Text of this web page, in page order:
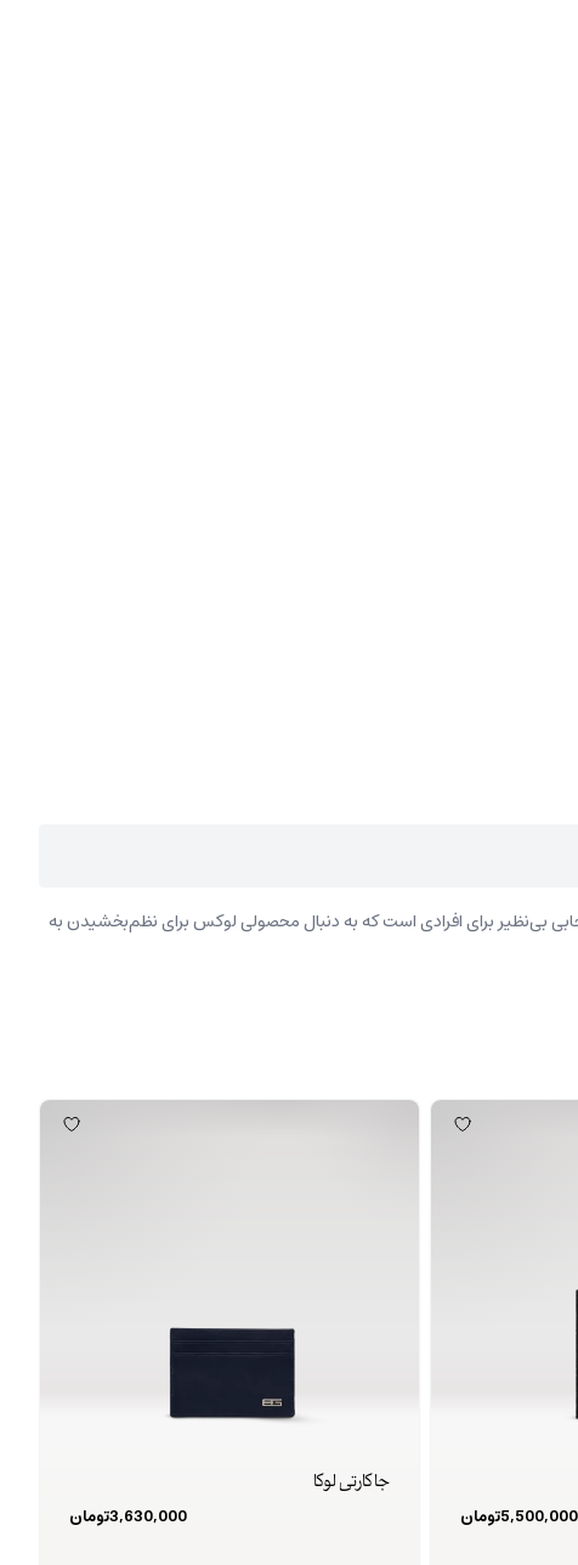
بی‌نظیر برای افرادی است که به دنبال محصولی لوکس برای نظم‌بخشیدن به
5,500,000تومان
جا کارتی لوکا
3,630,000تومان